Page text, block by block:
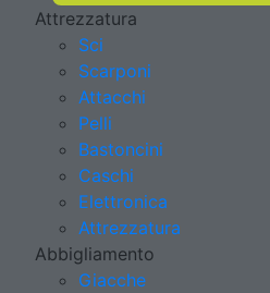
Attrezzatura
Sci
Scarponi
Attacchi
Pelli
Bastoncini
Caschi
Elettronica
Attrezzatura
Abbigliamento
Giacche